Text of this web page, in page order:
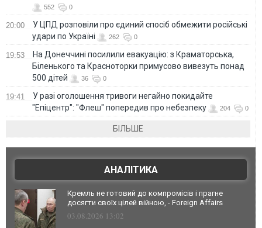
552 0
20:00
У ЦПД розповіли про єдиний спосіб обмежити російські
удари по Україні
262 0
19:53
На Донеччині посилили евакуацію: з Краматорська,
Біленького та Красноторки примусово вивезуть понад
500 дітей
36 0
19:41
У разі оголошення тривоги негайно покидайте
"Епіцентр": "Флеш" попередив про небезпеку
204 0
БІЛЬШЕ
АНАЛІТИКА
Кремль не готовий до компромісів і прагне
досягти своїх цілей війною, - Foreign Affairs
03.08.2026 13:02